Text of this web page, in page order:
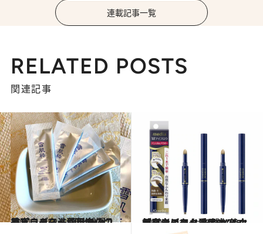
連載記事一覧
RELATED POSTS
関連記事
2021.11.12
美容ライター愛用中のコンビニコスメ 1回使い切りパウダー洗顔料が優秀！
ビューティ＆ヘルス 2021.11.14
美容ライター愛用中のコンビニコスメ 自然な仕上がりにビックリ！ メイク初心者にもおすすめアイブロウ
ビューティ＆ヘルス